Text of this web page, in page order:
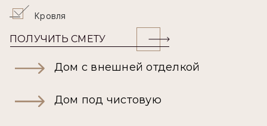
Кровля
ПОЛУЧИТЬ СМЕТУ
Дом с внешней отделкой
Дом под чистовую